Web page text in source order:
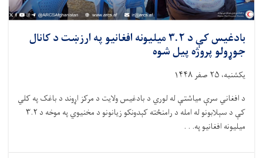
بادغیس کې د ۳.۲ میلیونه افغانیو په ارزښت د کانال
جوړولو پروژه پیل شوه
یکشنبه، ۲۵ صفر ۱۴۴۸
د افغاني سرې میاشتې له لوري د بادغیس ولایت د مرکز اړوند د باغک په کلي
کې د سېلابونو له امله د رامنځته کېدونکو زیانونو د مخنیوي په موخه د ۳.۲
میلیونه افغانیو په. . .